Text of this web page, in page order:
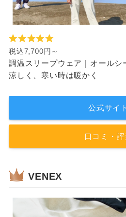
税込7,700円～
調温スリープウェア｜オールシ
涼しく、寒い時は暖かく
公式サイト
口コミ・評
VENEX